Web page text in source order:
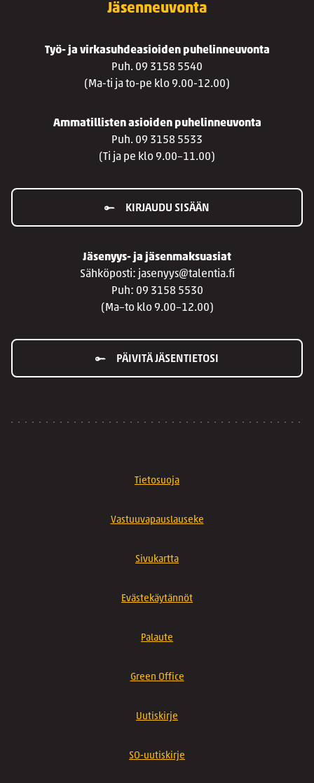
Jäsenneuvonta
Työ- ja virkasuhdeasioiden puhelinneuvonta
Puh. 09 3158 5540
(Ma-ti ja to-pe klo 9.00-12.00)
Ammatillisten asioiden puhelinneuvonta
Puh. 09 3158 5533
(Ti ja pe klo 9.00–11.00)
KIRJAUDU SISÄÄN
Jäsenyys- ja jäsenmaksuasiat
Sähköposti: jasenyys@talentia.fi
Puh: 09 3158 5530
(Ma–to klo 9.00–12.00)
PÄIVITÄ JÄSENTIETOSI
Tietosuoja
Vastuuvapauslauseke
Sivukartta
Evästekäytännöt
Palaute
Green Office
Uutiskirje
SO-uutiskirje